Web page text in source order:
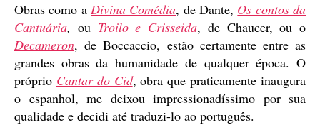
Obras como a Divina Comédia, de Dante, Os contos da
Cantuária, ou Troilo e Crisseida, de Chaucer, ou o
Decameron, de Boccaccio, estão certamente entre as
grandes obras da humanidade de qualquer época. O
próprio Cantar do Cid, obra que praticamente inaugura
o espanhol, me deixou impressionadíssimo por sua
qualidade e decidi até traduzi-lo ao português.